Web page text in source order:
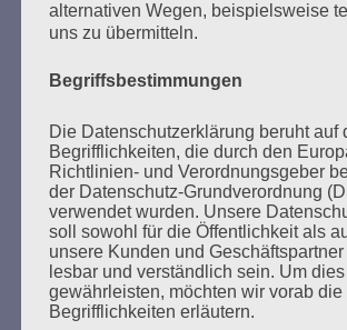
SUCHEN
NACH:
MARATHONLESUNG AUS DEN
VERBRANNTEN BÜCHERN
alternativen Wegen, beispielsweise
uns zu übermitteln.
Begriffsbestimmungen
Die Datenschutzerklärung beruht auf
Begrifflichkeiten, die durch den
Richtlinien- und Verordnungsgeber
der Datenschutz-Grundverordnung
verwendet wurden. Unsere
soll sowohl für die Öffentlichkeit als
unsere Kunden und
lesbar und verständlich sein. Um dies
gewährleisten, möchten wir vorab
Begrifflichkeiten erläutern.